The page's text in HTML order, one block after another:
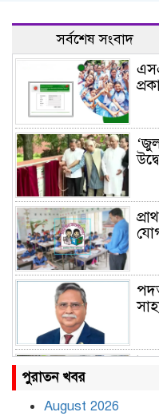
সর্বশেষ সংবাদ
পুরাতন খবর
August 2026